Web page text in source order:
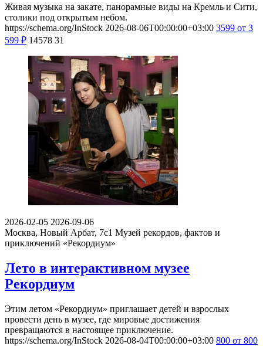
Живая музыка на закате, панорамные виды на Кремль и Сити,
столики под открытым небом.
https://schema.org/InStock 2026-08-06T00:00:00+03:00 3599 от 3
599 ₽ 14578 31
2026-02-05 2026-09-06
Москва, Новый Арбат, 7с1 Музей рекордов, фактов и
приключений «Рекордиум»
Лето в интерактивном музее
Рекордиум
Этим летом «Рекордиум» приглашает детей и взрослых
провести день в музее, где мировые достижения
превращаются в настоящее приключение.
https://schema.org/InStock 2026-08-04T00:00:00+03:00 800 от 800